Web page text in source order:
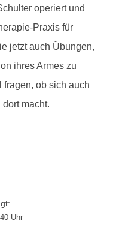
operiert und
Praxis für
jetzt auch Übungen,
ihres Armes zu
fragen, ob sich auch
macht.
Uhr